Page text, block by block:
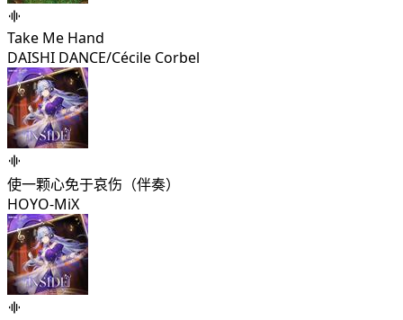
Take Me Hand
DAISHI DANCE/Cécile Corbel
使一颗心免于哀伤（伴奏）
HOYO-MiX